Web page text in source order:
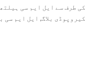
کی طرف سے ایل ایم سی
کیروپوڈی بلاگ, ایل ایم سی